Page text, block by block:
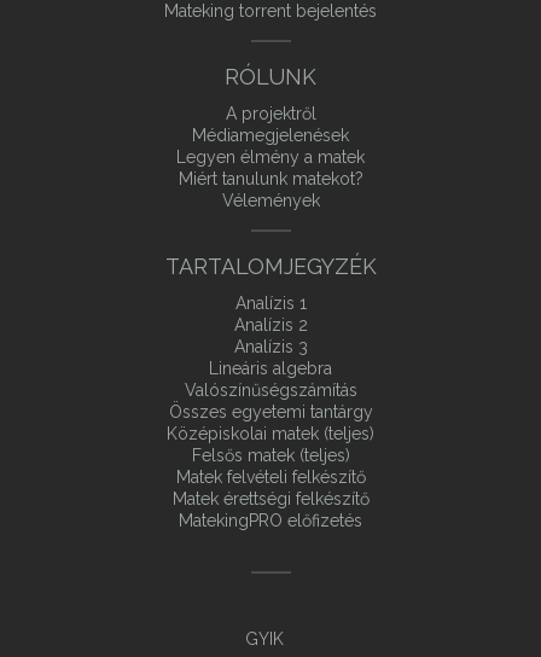
Mateking torrent bejelentés
RÓLUNK
A projektről
Médiamegjelenések
Legyen élmény a matek
Miért tanulunk matekot?
Vélemények
TARTALOMJEGYZÉK
Analízis 1
Analízis 2
Analízis 3
Lineáris algebra
Valószínűségszámítás
Összes egyetemi tantárgy
Középiskolai matek (teljes)
Felsős matek (teljes)
Matek felvételi felkészítő
Matek érettségi felkészítő
MatekingPRO előfizetés
GYIK